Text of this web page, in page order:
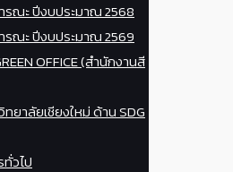
รณะ ปีงบประมาณ 2568
รณะ ปีงบประมาณ 2569
OFFICE (สำนักงานสี
ยาลัยเชียงใหม่ ด้าน SDG
วไป